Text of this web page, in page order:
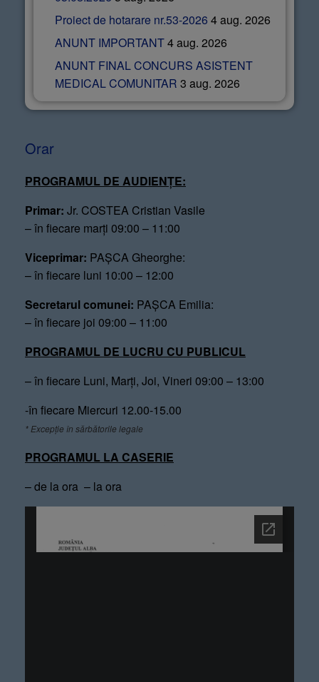
Proiect de hotarare nr.53-2026 4 aug. 2026
ANUNT IMPORTANT4 aug. 2026
ANUNT FINAL CONCURS ASISTENT
MEDICAL COMUNITAR 3 aug. 2026
Orar
PROGRAMUL DE AUDIENȚE:
Primar: Jr. COSTEA Cristian Vasile
– în fiecare marți 09:00 – 11:00
Viceprimar: PAȘCA Gheorghe:
– în fiecare luni 10:00 – 12:00
Secretarul comunei: PAȘCA Emilia:
– în fiecare joi 09:00 – 11:00
PROGRAMUL DE LUCRU CU PUBLICUL
– în fiecare Luni, Marți, Joi, Vineri 09:00 – 13:00
-în fiecare Miercuri 12.00-15.00
* Excepție în sărbătorile legale
PROGRAMUL LA CASERIE
– de la ora – la ora